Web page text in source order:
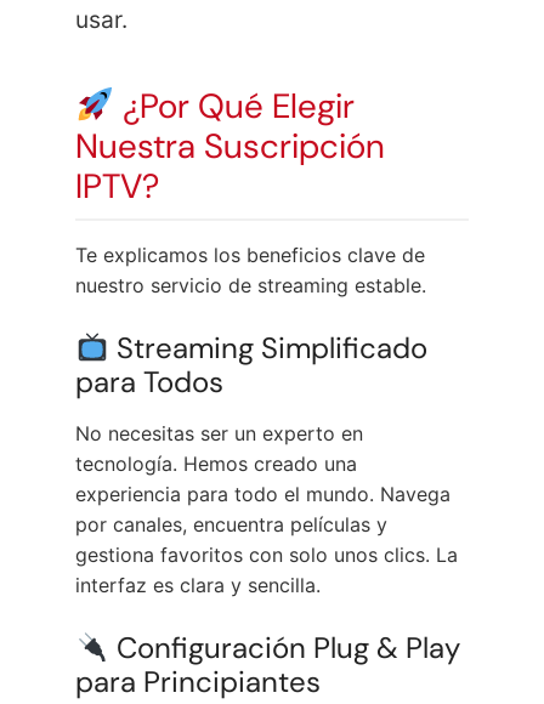
usar.
¿Por Qué Elegir
Nuestra Suscripción
IPTV?
Te explicamos los beneficios clave de
nuestro servicio de streaming estable.
Streaming Simplificado
para Todos
No necesitas ser un experto en
tecnología. Hemos creado una
experiencia para todo el mundo. Navega
por canales, encuentra películas y
gestiona favoritos con solo unos clics. La
interfaz es clara y sencilla.
Configuración Plug & Play
para Principiantes